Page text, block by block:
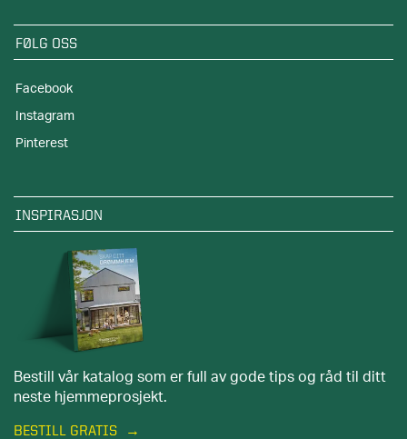
FØLG OSS
Facebook
Instagram
Pinterest
INSPIRASJON
Bestill vår katalog som er full av gode tips og råd til ditt
neste hjemmeprosjekt.
BESTILL GRATIS